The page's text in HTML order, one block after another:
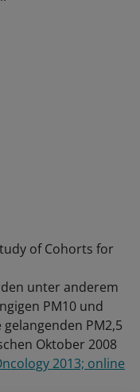
of Cohorts for
unter anderem
PM10 und
PM2,5
Oktober 2008
2013; online